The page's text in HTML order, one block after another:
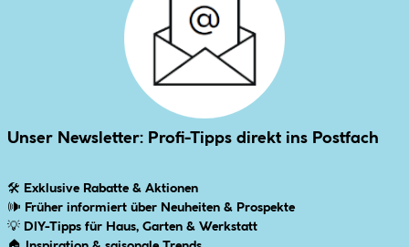
Unser Newsletter: Profi-Tipps direkt ins Postfach
🛠 Exklusive Rabatte & Aktionen
🕪 Früher informiert über Neuheiten & Prospekte
💡 DIY-Tipps für Haus, Garten & Werkstatt